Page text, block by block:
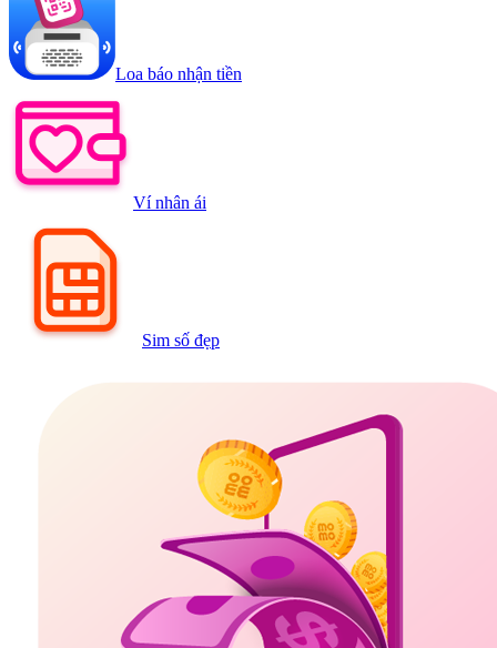
Loa báo nhận tiền
Ví nhân ái
Sim số đẹp